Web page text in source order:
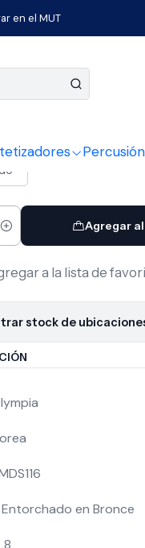
Percusión
en el MUT
Instrumentos
Agregar
a la lista de
stock de
en Bronce
8